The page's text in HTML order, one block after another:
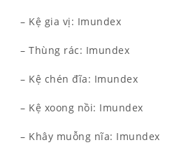
– Kệ gia vị: Imundex
– Thùng rác: Imundex
– Kệ chén đĩa: Imundex
– Kệ xoong nồi: Imundex
– Khây muỗng nĩa: Imundex